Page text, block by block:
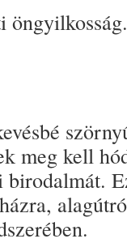
öngyilkosság.
meg kell